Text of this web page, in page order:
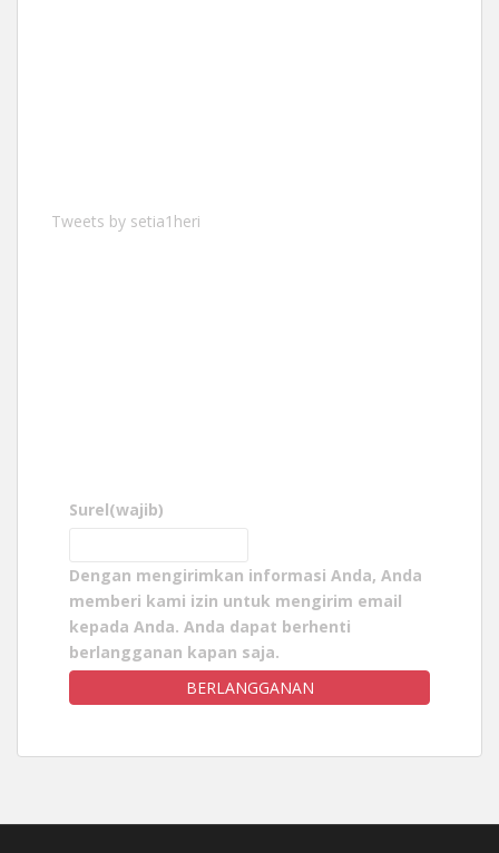
Tweets by setia1heri
Surel(wajib)
Dengan mengirimkan informasi Anda, Anda
memberi kami izin untuk mengirim email
kepada Anda. Anda dapat berhenti
berlangganan kapan saja.
BERLANGGANAN